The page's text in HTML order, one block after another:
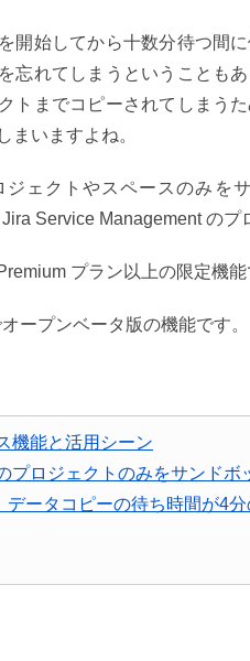
開始してから十数分待つ間
忘れてしまうということも
トまでコピーされてしまう
まいますよね。
ジェクトやスペースのみを
Service Management のプ
プラン以上の限定機能
ープンベータ版の機能です。
機能と活用シーン
プロジェクトのみをサンドボ
データコピーの待ち時間が4